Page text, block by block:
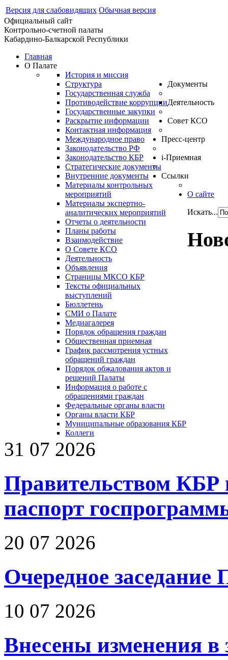
Версия для слабовидящих Обычная версия
Официальный сайт
Контрольно-счетной палаты
Кабардино-Балкарской Республики
Главная
О Палате
История и миссия
Структура
Государственная служба
Противодействие коррупции
Государственные закупки
Раскрытие информации
Контактная информация
Документы
Международное право
Законодательство РФ
Законодательство КБР
Стратегические документы
Внутренние документы
Деятельность
Материалы контрольных
мероприятий
Материалы экспертно-
аналитических мероприятий
Отчеты о деятельности
Планы работы
Взаимодействие
Совет КСО
О Совете КСО
Деятельность
Объявления
Страницы МКСО КБР
Пресс-центр
Тексты официальных
выступлений
Бюллетень
СМИ о Палате
Медиагалерея
i-Приемная
Порядок обращения граждан
Общественная приемная
График рассмотрения устных
обращений граждан
Порядок обжалования актов и
решений Палаты
Информация о работе с
обращениями граждан
Ссылки
Федеральные органы власти
Органы власти КБР
Муниципальные образования КБР
Коллеги
О сайте
Искать...
31 07 2026
Правительством КБР
паспорт
20 07 2026
Очередное
10 07 2026
Внесены изменения в